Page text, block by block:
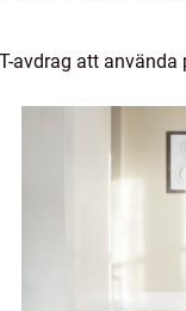
avdrag att